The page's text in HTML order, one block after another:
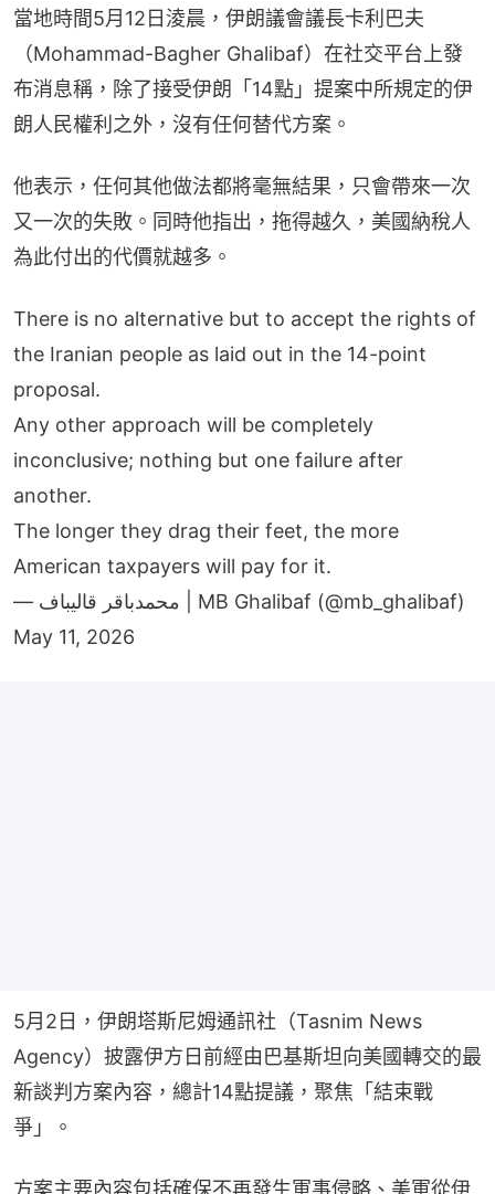
當地時間5月12日淩晨，伊朗議會議長卡利巴夫
（Mohammad-Bagher Ghalibaf）在社交平台上發
布消息稱，除了接受伊朗「14點」提案中所規定的伊
朗人民權利之外，沒有任何替代方案。
他表示，任何其他做法都將毫無結果，只會帶來一次
又一次的失敗。同時他指出，拖得越久，美國納稅人
為此付出的代價就越多。
There is no alternative but to accept the rights of
the Iranian people as laid out in the 14-point
proposal.
Any other approach will be completely
inconclusive; nothing but one failure after
another.
The longer they drag their feet, the more
American taxpayers will pay for it.
— محمدباقر قالیباف | MB Ghalibaf (@mb_ghalibaf)
May 11, 2026
5月2日，伊朗塔斯尼姆通訊社（Tasnim News
Agency）披露伊方日前經由巴基斯坦向美國轉交的最
新談判方案內容，總計14點提議，聚焦「結束戰
爭」。